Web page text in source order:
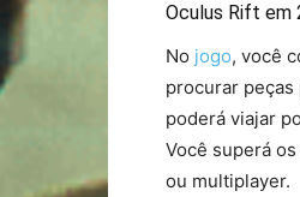
Oculus Rift em
No jogo, você
procurar
poderá viajar
Você superá
ou multiplayer.